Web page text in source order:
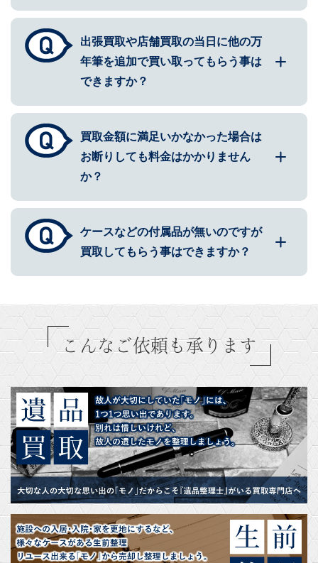
出張買取や店舗買取の当日に他の万
年筆を追加で買い取ってもらう事は
できますか？
買取金額に満足いかなかった場合は
お断りしても料金はかかりません
か？
ケースなどの付属品が無いのですが
買取してもらう事はできますか？
こんなご依頼も承ります